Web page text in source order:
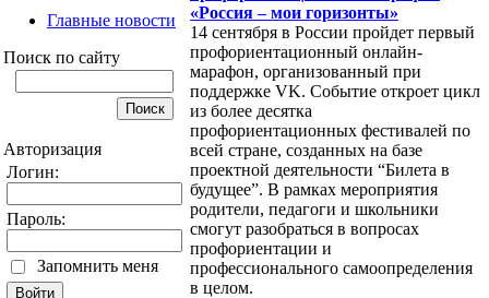
Главные новости
Поиск по сайту
Авторизация
Логин:
Пароль:
Запомнить меня
«Россия – мои горизонты»
14 сентября в России пройдет первый
профориентационный онлайн-
марафон, организованный при
поддержке VK. Событие откроет цикл
из более десятка
профориентационных фестивалей по
всей стране, созданных на базе
проектной деятельности “Билета в
будущее”. В рамках мероприятия
родители, педагоги и школьники
смогут разобраться в вопросах
профориентации и
профессионального самоопределения
в целом.